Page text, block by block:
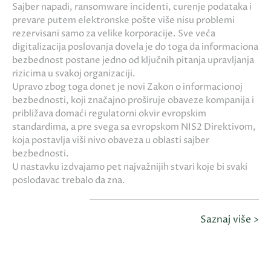
Sajber napadi, ransomware incidenti, curenje podataka i
prevare putem elektronske pošte više nisu problemi
rezervisani samo za velike korporacije. Sve veća
digitalizacija poslovanja dovela je do toga da informaciona
bezbednost postane jedno od ključnih pitanja upravljanja
rizicima u svakoj organizaciji.
Upravo zbog toga donet je novi Zakon o informacionoj
bezbednosti, koji značajno proširuje obaveze kompanija i
približava domaći regulatorni okvir evropskim
standardima, a pre svega sa evropskom NIS2 Direktivom,
koja postavlja viši nivo obaveza u oblasti sajber
bezbednosti.
U nastavku izdvajamo pet najvažnijih stvari koje bi svaki
poslodavac trebalo da zna.
Saznaj više >